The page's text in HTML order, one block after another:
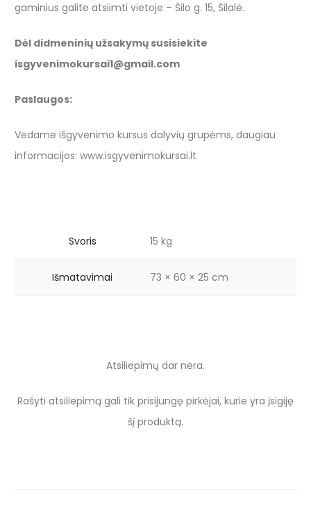
gaminius galite atsiimti vietoje – Šilo g. 15, Šilalė.
Dėl didmeninių užsakymų susisiekite
isgyvenimokursai1@gmail.com
Paslaugos:
Vedame išgyvenimo kursus dalyvių grupėms, daugiau
informacijos: www.isgyvenimokursai.lt
Svoris 15 kg
Išmatavimai 73 × 60 × 25 cm
A
Atsiliepimų dar nėra.
Rašyti atsiliepimą gali tik prisijungę pirkėjai, kurie yra įsigiję
šį produktą.